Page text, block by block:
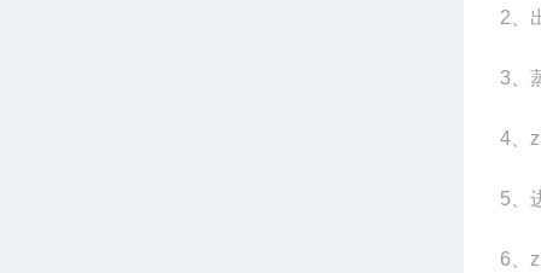
2
3
4
5
6